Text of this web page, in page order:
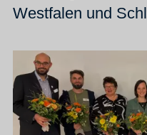
Westfalen und